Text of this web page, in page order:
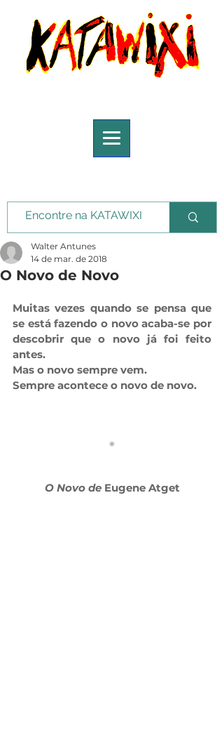
O Novo de Novo
Walter Antunes
14 de mar. de 2018
Muitas vezes quando se pensa que
se está fazendo o novo acaba-se por
descobrir que o novo já foi feito
antes.
Mas o novo sempre vem.
Sempre acontece o novo de novo.
*
O Novo de Eugene Atget